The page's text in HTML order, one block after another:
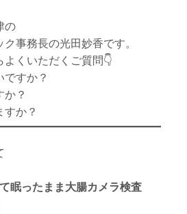
の
事務長の光田妙香です。
くいただくご質問👇
ですか？
か？
すか？
眠ったまま大腸カメラ検査